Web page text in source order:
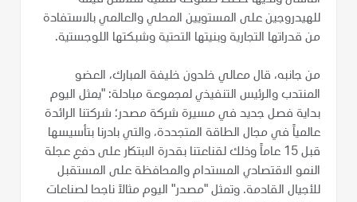
للهيدروجين على المستويين المحلي والعالمي بالاستفادة
من قدراتها التجارية وبنيتها التحتية وشبكتها اللوجستية.
من جانبه، قال معالي خلدون خليفة المبارك، العضو
المنتدب والرئيس التنفيذي لمجموعة مبادلة: "يمثل اليوم
بداية فصل جديد في مسيرة شركة مصدر؛ شركتنا الرائدة
عالمياً في مجال الطاقة المتجددة، والتي بادرنا بتأسيسها
قبل 15 عاماً وذلك لقناعتنا بقدرة الابتكار على دفع عجلة
النمو الاقتصادي المستدام والمحافظة على المستقبل
للأجيال القادمة. وتمثل "مصدر" اليوم مثالاً ناجحا لصناعات